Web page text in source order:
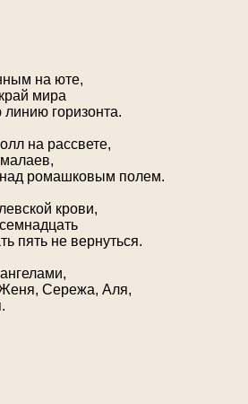
на юте,
мира
линию горизонта.
на рассвете,
ромашковым полем.
крови,
пять не вернуться.
Сережа, Аля,